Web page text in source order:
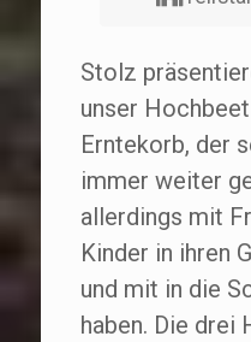
Stolz
unser
Erntekorb, der
immer weiter
allerdings mit
Kinder in ihren
und mit in die
haben. Die drei